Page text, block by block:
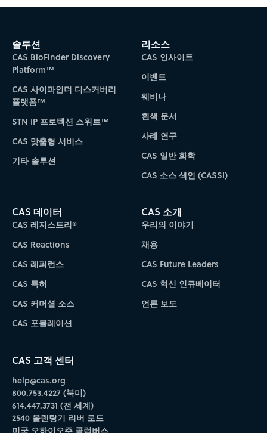
솔루션
CAS BioFinder Discovery
Platform™
CAS 사이파인더 디스커버리
플랫폼™
STN IP 프로텍션 스위트™
CAS 맞춤형 서비스
기타 솔루션
리소스
CAS 인사이트
이벤트
웨비나
흰색 문서
사례 연구
CAS 일반 화학
CAS 소스 색인 (CASSI)
CAS 데이터
CAS 레지스트리®
CAS Reactions
CAS 레퍼런스
CAS 특허
CAS 커머셜 소스
CAS 포뮬레이션
CAS 소개
우리의 이야기
채용
CAS Future Leaders
CAS 혁신 인큐베이터
언론 보도
CAS 고객 센터
help@cas.org
800.753.4227 (북미)
614.447.3731 (전 세계)
2540 올렌탕기 리버 로드
미국 오하이오주 콜럼버스